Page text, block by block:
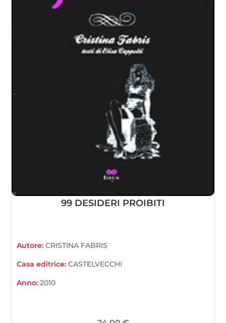
99 DESIDERI PROIBITI
Autore:CRISTINA FABRIS
Casa editrice:CASTELVECCHI
Anno:2010